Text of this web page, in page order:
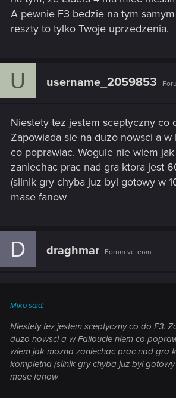
A pewnie F3 bedzie na tym
reszty to tylko Twoje uprzedzenia.
U username_2059853
Niestety tez jestem sceptyczny co
Zapowiada sie na duzo nowsci a w
co poprawiac. Wogule nie wiem
zaniechac prac nad gra ktora jest
(silnik gry chyba juz byl gotowy w
mase fanow
D draghmar Forum veteran
Miko said:
Niestety tez jestem sceptyczny co do F3.
duzo nowsci a w Falloucie niem co
wiem jak mozna zaniechac prac nad gra
kompletna (silnik gry chyba juz byl gotowy
mase fanow